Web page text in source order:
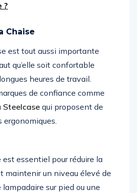
?
Chaise
est tout aussi importante
qu’elle soit confortable
heures de travail.
de confiance comme
Steelcase qui proposent de
ergonomiques.
essentiel pour réduire la
maintenir un niveau élevé de
sur pied ou une